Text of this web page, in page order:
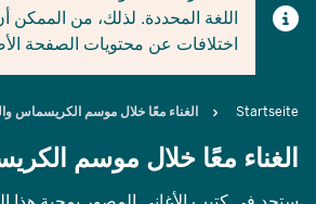
اللغة المحددة. لذلك، من الممكن
اختلافات عن محتويات الصفحة
Breadcrumb
Startseite الغناء معًا خلال موسم الكريسماس
الغناء معًا خلال موسم